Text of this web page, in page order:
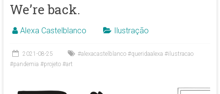
We’re back.
Alexa Castelblanco Ilustração
2021-08-25
#alexacastelblanco #queridaalexa #ilustracao
#pandemia #projeto #art